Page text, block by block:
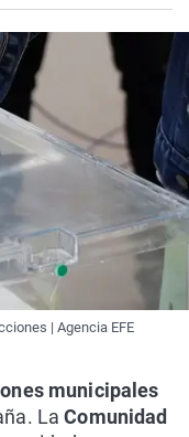
| Agencia EFE
municipales
LaComunidad